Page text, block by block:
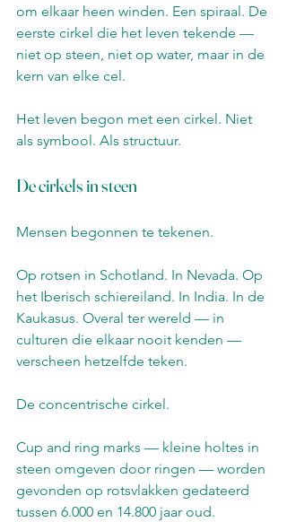
om elkaar heen winden. Een spiraal. De
eerste cirkel die het leven tekende —
niet op steen, niet op water, maar in de
kern van elke cel.
Het leven begon met een cirkel. Niet
als symbool. Als structuur.
De cirkels in steen
Mensen begonnen te tekenen.
Op rotsen in Schotland. In Nevada. Op
het Iberisch schiereiland. In India. In de
Kaukasus. Overal ter wereld — in
culturen die elkaar nooit kenden —
verscheen hetzelfde teken.
De concentrische cirkel.
Cup and ring marks — kleine holtes in
steen omgeven door ringen — worden
gevonden op rotsvlakken gedateerd
tussen 6.000 en 14.800 jaar oud.